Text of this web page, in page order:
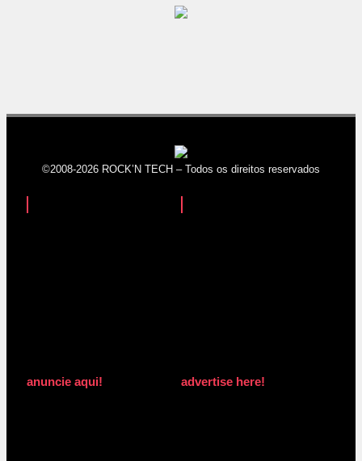
©2008-2026 ROCK’N TECH – Todos os direitos reservados
anuncie aqui! advertise here!